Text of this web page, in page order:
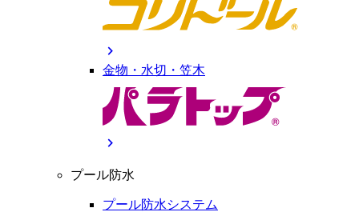
chevron_right
金物・水切・笠木
chevron_right
プール防水
プール防水システム